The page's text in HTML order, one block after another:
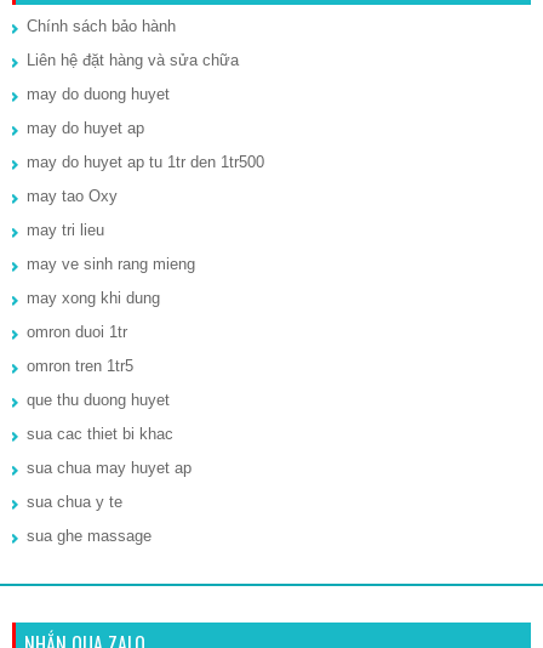
Chính sách bảo hành
Liên hệ đặt hàng và sửa chữa
may do duong huyet
may do huyet ap
may do huyet ap tu 1tr den 1tr500
may tao Oxy
may tri lieu
may ve sinh rang mieng
may xong khi dung
omron duoi 1tr
omron tren 1tr5
que thu duong huyet
sua cac thiet bi khac
sua chua may huyet ap
sua chua y te
sua ghe massage